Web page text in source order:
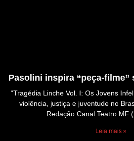
Pasolini inspira “peça-
“Tragédia Linche Vol. I: Os Jovens
violência, justiça e juventude no
Redação Canal Teatro MF
Leia mais »